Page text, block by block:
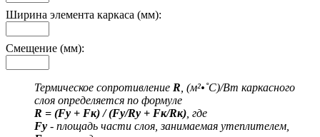
Ширина элемента каркаса (мм):
Смещение (мм):
Термическое сопротивление R , (м²•˚С)/Вт каркасного
слоя определяется по формуле
R = (Fу + Fк) / (Fу/Rу + Fк/Rк) , где
Fу - площадь части слоя, занимаемая утеплителем,